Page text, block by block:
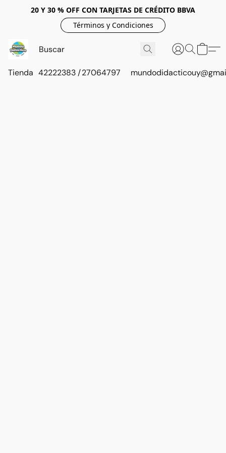
20 Y 30 % OFF CON TARJETAS DE CRÉDITO BBVA
Términos y Condiciones
Tienda 42222383 / 27064797